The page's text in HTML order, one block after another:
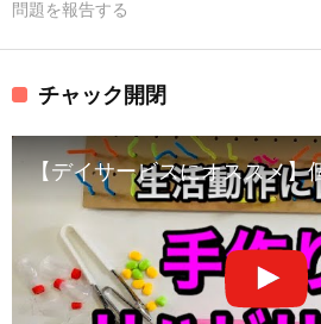
問題を報告する
チャック開閉
【デイサービスにオススメ】